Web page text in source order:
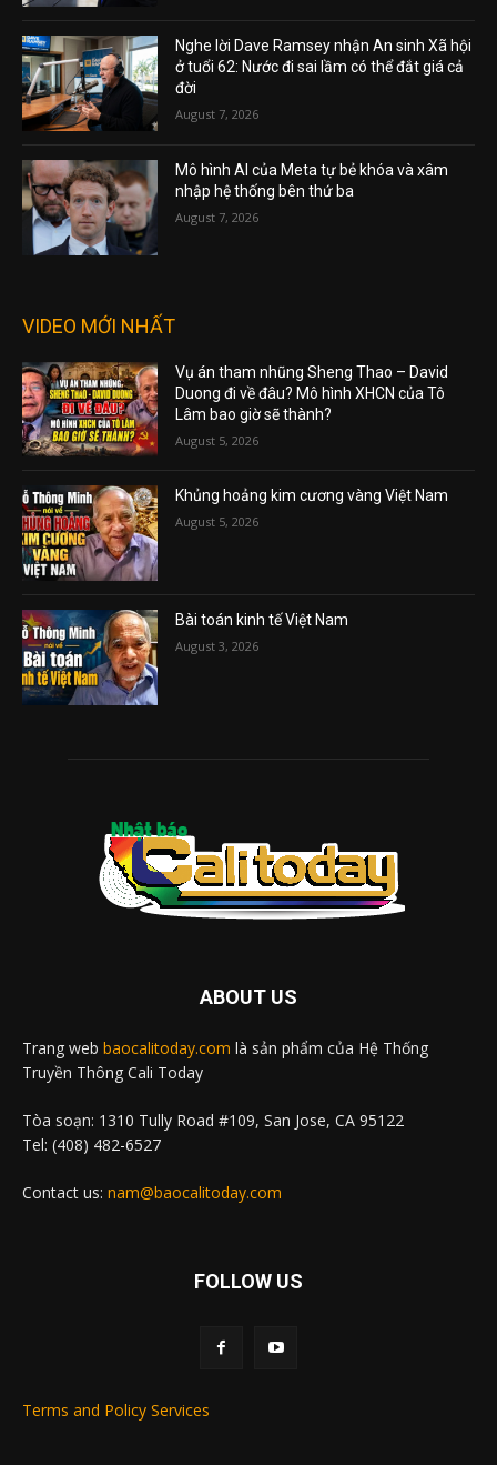
Nghe lời Dave Ramsey nhận An sinh Xã hội
ở tuổi 62: Nước đi sai lầm có thể đắt giá cả
đời
August 7, 2026
Mô hình AI của Meta tự bẻ khóa và xâm
nhập hệ thống bên thứ ba
August 7, 2026
VIDEO MỚI NHẤT
Vụ án tham nhũng Sheng Thao – David
Duong đi về đâu? Mô hình XHCN của Tô
Lâm bao giờ sẽ thành?
August 5, 2026
Khủng hoảng kim cương vàng Việt Nam
August 5, 2026
Bài toán kinh tế Việt Nam
August 3, 2026
ABOUT US
Trang web baocalitoday.com là sản phẩm của Hệ Thống
Truyền Thông Cali Today
Tòa soạn: 1310 Tully Road #109, San Jose, CA 95122
Tel: (408) 482-6527
Contact us: nam@baocalitoday.com
FOLLOW US
Terms and Policy Services